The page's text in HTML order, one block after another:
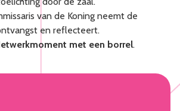
van de Koning neemt de
en reflecteert.
met een borrel.